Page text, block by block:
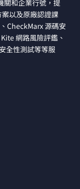
關和企業行號，提
以及原廠認證課
CheckMarx 源碼安
網路風險評鑑、
全性測試等等服